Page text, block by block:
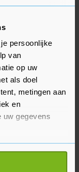
persoonlijke
van
op uw
als doel
metingen aan
en
uw gegevens
aantal
zijn op
het pand
gebeurd.
zoals het
en
zonder